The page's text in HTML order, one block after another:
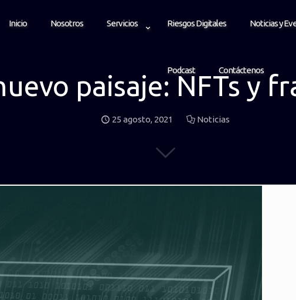
Inicio Nosotros Servicios Riesgos Digitales Noticias y
Podcast Contáctenos
paisaje: NFTs y
25 agosto, 2021 Noticias